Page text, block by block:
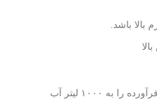
بالا باشد.
طیور: ۵۰۰ تا ۱۰۰۰ میلی لیتر از فرآورده را به ۱۰۰۰ لیتر آب